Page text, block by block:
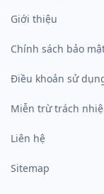
Giới thiệu
Chính sách bảo
Điều khoản sử
Miễn trừ trách
Liên hệ
Sitemap